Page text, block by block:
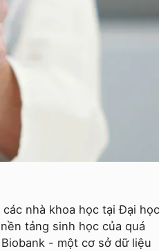
nhà khoa học tại Đại học
tảng sinh học của quá
- một cơ sở dữ liệu